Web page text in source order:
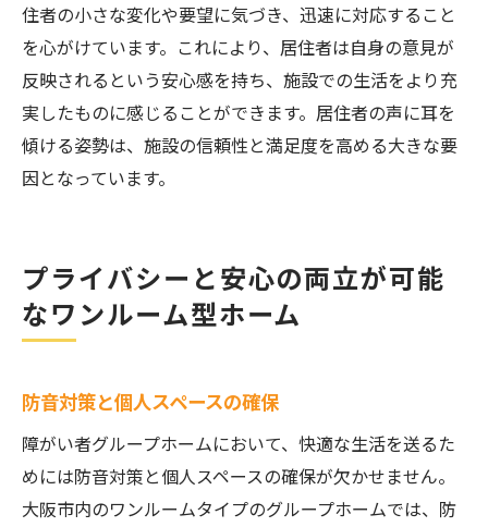
住者の小さな変化や要望に気づき、迅速に対応すること
を心がけています。これにより、居住者は自身の意見が
反映されるという安心感を持ち、施設での生活をより充
実したものに感じることができます。居住者の声に耳を
傾ける姿勢は、施設の信頼性と満足度を高める大きな要
因となっています。
プライバシーと安心の両立が可能
なワンルーム型ホーム
防音対策と個人スペースの確保
障がい者グループホームにおいて、快適な生活を送るた
めには防音対策と個人スペースの確保が欠かせません。
大阪市内のワンルームタイプのグループホームでは、防